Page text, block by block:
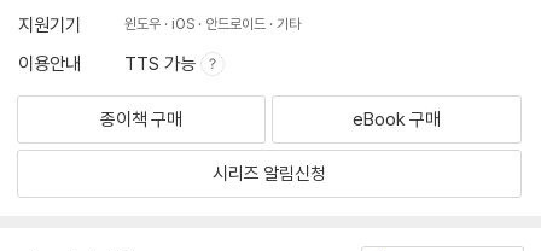
지원기기
윈도우 iOS 안드로이드 기타
이용안내 TTS 가능
종이책 구매 eBook 구매
시리즈 알림신청